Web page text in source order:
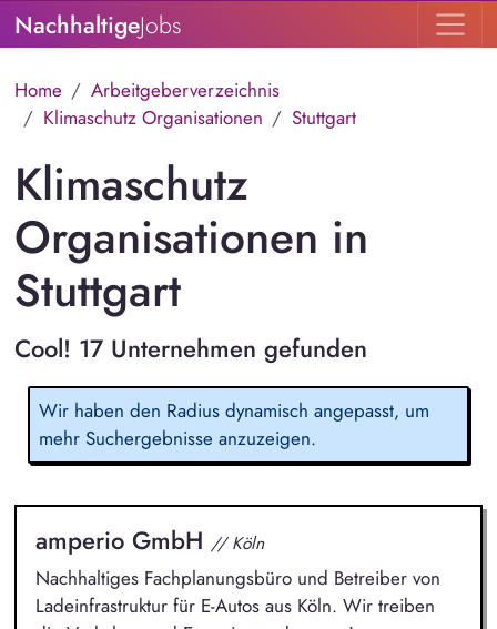
NachhaltigeJobs
Home
Arbeitgeberverzeichnis
Klimaschutz Organisationen
Stuttgart
Klimaschutz
Organisationen in
Stuttgart
Cool! 17 Unternehmen gefunden
Wir haben den Radius dynamisch angepasst, um
mehr Suchergebnisse anzuzeigen.
amperio GmbH // Köln
Nachhaltiges Fachplanungsbüro und Betreiber von
Ladeinfrastruktur für E-Autos aus Köln. Wir treiben